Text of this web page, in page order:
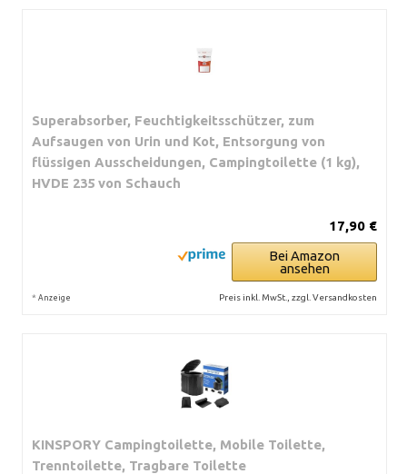
Superabsorber, Feuchtigkeitsschützer, zum
Aufsaugen von Urin und Kot, Entsorgung von
flüssigen Ausscheidungen, Campingtoilette (1 kg),
HVDE 235 von Schauch
17,90 €
Bei Amazon
ansehen
* Anzeige Preis inkl. MwSt., zzgl. Versandkosten
KINSPORY Campingtoilette, Mobile Toilette,
Trenntoilette, Tragbare Toilette